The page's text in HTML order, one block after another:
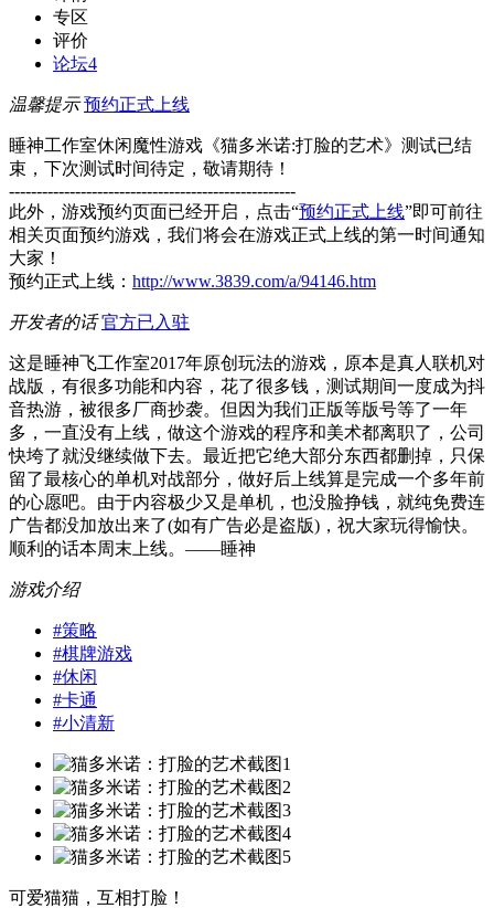
专区
评价
论坛4
温馨提示 预约正式上线
睡神工作室休闲魔性游戏《猫多米诺:打脸的艺术》测试已结
束，下次测试时间待定，敬请期待！
----------------------------------------------------
此外，游戏预约页面已经开启，点击“预约正式上线”即可前往
相关页面预约游戏，我们将会在游戏正式上线的第一时间通知
大家！
预约正式上线： http://www.3839.com/a/94146.htm
开发者的话 官方已入驻
这是睡神飞工作室2017年原创玩法的游戏，原本是真人联机对
战版，有很多功能和内容，花了很多钱，测试期间一度成为抖
音热游，被很多厂商抄袭。但因为我们正版等版号等了一年
多，一直没有上线，做这个游戏的程序和美术都离职了，公司
快垮了就没继续做下去。最近把它绝大部分东西都删掉，只保
留了最核心的单机对战部分，做好后上线算是完成一个多年前
的心愿吧。由于内容极少又是单机，也没脸挣钱，就纯免费连
广告都没加放出来了(如有广告必是盗版)，祝大家玩得愉快。
顺利的话本周末上线。——睡神
游戏介绍
#策略
#棋牌游戏
#休闲
#卡通
#小清新
可爱猫猫，互相打脸！